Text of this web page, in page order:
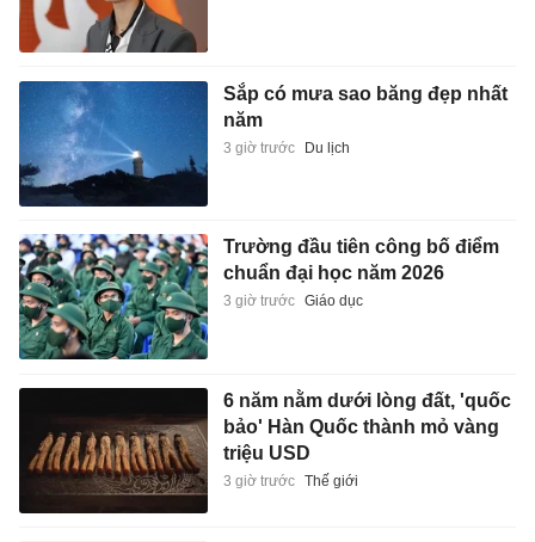
Sắp có mưa sao băng đẹp nhất
năm
3 giờ trước Du lịch
Trường đầu tiên công bố điểm
chuẩn đại học năm 2026
3 giờ trước Giáo dục
6 năm nằm dưới lòng đất, 'quốc
bảo' Hàn Quốc thành mỏ vàng
triệu USD
3 giờ trước Thế giới